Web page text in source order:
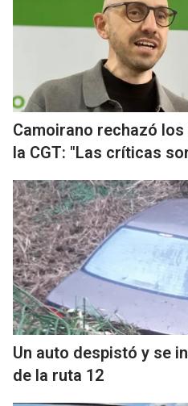
Camoirano rechazó
la CGT: "Las críticas
Un auto despistó y se
de la ruta 12